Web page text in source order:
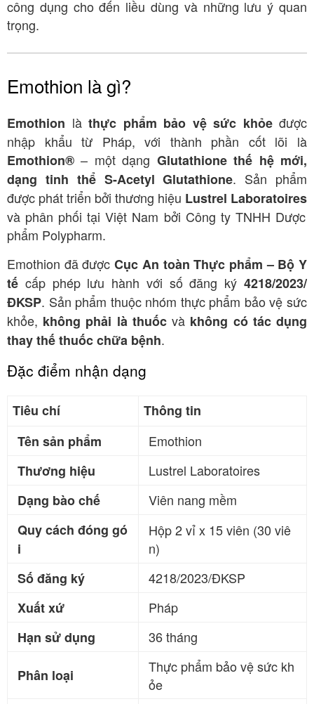
công dụng cho đến liều dùng và những lưu ý quan
trọng.
Emothion là gì?
Emothion là thực phẩm bảo vệ sức khỏeđược
nhập khẩu từ Pháp, với thành phần cốt lõi là
Emothion® – một dạng Glutathione thế hệ mới,
dạng tinh thể S-Acetyl Glutathione. Sản phẩm
được phát triển bởi thương hiệu Lustrel Laboratoires
và phân phối tại Việt Nam bởi Công ty TNHH Dược
phẩm Polypharm.
Emothion đã đượcCục An toàn Thực phẩm – Bộ Y
tế cấp phép lưu hành với số đăng ký 4218/2023/
ĐKSP. Sản phẩm thuộc nhóm thực phẩm bảo vệ sức
khỏe, không phải là thuốcvà không có tác dụng
thay thế thuốc chữa bệnh.
Đặc điểm nhận dạng
Tiêu chí
Thông tin
Tên sản phẩm
Emothion
Thương hiệu
Lustrel Laboratoires
Dạng bào chế
Viên nang mềm
Quy cách đóng gó
i
Hộp 2 vỉ x 15 viên (30 viê
n)
Số đăng ký
4218/2023/ĐKSP
Xuất xứ
Pháp
Hạn sử dụng
36 tháng
Phân loại
Thực phẩm bảo vệ sức kh
ỏe